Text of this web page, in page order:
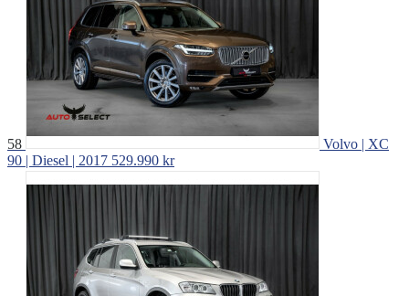
58
Volvo | XC
90 | Diesel | 2017 529.990 kr